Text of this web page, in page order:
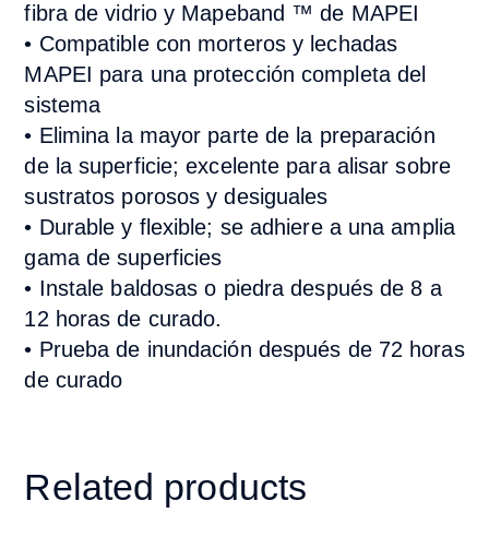
fibra de vidrio y Mapeband ™ de MAPEI
• Compatible con morteros y lechadas
MAPEI para una protección completa del
sistema
• Elimina la mayor parte de la preparación
de la superficie; excelente para alisar sobre
sustratos porosos y desiguales
• Durable y flexible; se adhiere a una amplia
gama de superficies
• Instale baldosas o piedra después de 8 a
12 horas de curado.
• Prueba de inundación después de 72 horas
de curado
Related products